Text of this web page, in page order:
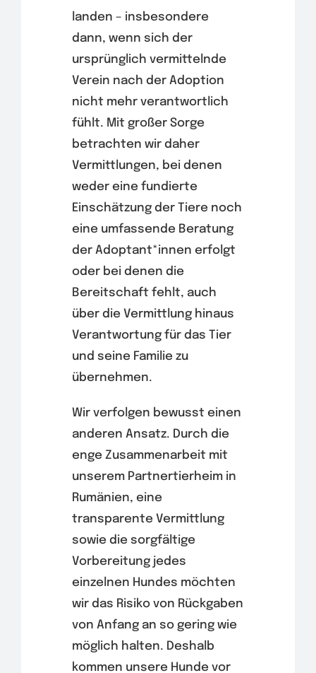
landen – insbesondere
dann, wenn sich der
ursprünglich vermittelnde
Verein nach der Adoption
nicht mehr verantwortlich
fühlt. Mit großer Sorge
betrachten wir daher
Vermittlungen, bei denen
weder eine fundierte
Einschätzung der Tiere noch
eine umfassende Beratung
der Adoptant*innen erfolgt
oder bei denen die
Bereitschaft fehlt, auch
über die Vermittlung hinaus
Verantwortung für das Tier
und seine Familie zu
übernehmen.
Wir verfolgen bewusst einen
anderen Ansatz. Durch die
enge Zusammenarbeit mit
unserem Partnertierheim in
Rumänien, eine
transparente Vermittlung
sowie die sorgfältige
Vorbereitung jedes
einzelnen Hundes möchten
wir das Risiko von Rückgaben
von Anfang an so gering wie
möglich halten. Deshalb
kommen unsere Hunde vor